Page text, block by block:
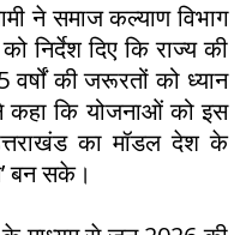
ने समाज कल्याण विभाग
निर्देश दिए कि राज्य की
की जरूरतों को ध्यान
कहा कि योजनाओं को इस
का मॉडल देश के
बन सके।